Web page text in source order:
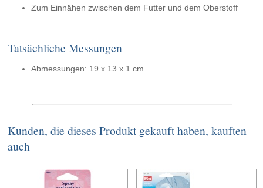
Zum Einnähen zwischen dem Futter und dem Oberstoff
Tatsächliche Messungen
Abmessungen: 19 x 13 x 1 cm
Kunden, die dieses Produkt gekauft haben, kauften
auch